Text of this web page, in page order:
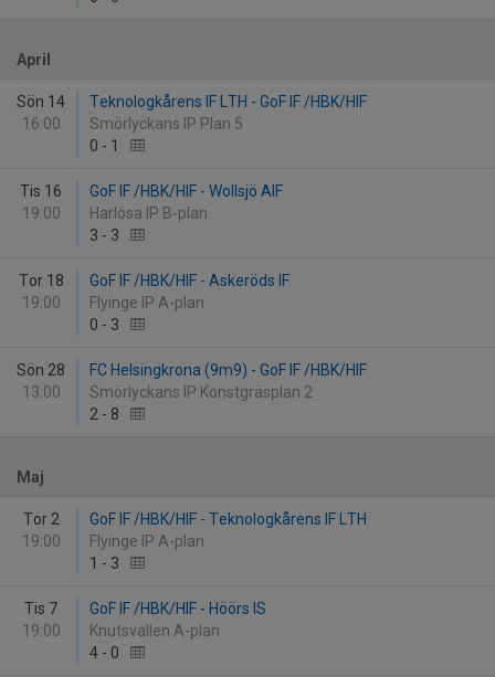
April
Sön 14
16:00
Teknologkårens IF LTH - GoF IF /HBK/HIF
Smörlyckans IP Plan 5
0 - 1
Tis 16
19:00
GoF IF /HBK/HIF - Wollsjö AIF
Harlösa IP B-plan
3 - 3
Tor 18
19:00
GoF IF /HBK/HIF - Askeröds IF
Flyinge IP A-plan
0 - 3
Sön 28
13:00
FC Helsingkrona (9m9) - GoF IF /HBK/HIF
Smörlyckans IP Konstgräsplan 2
2 - 8
Maj
Tor 2
19:00
GoF IF /HBK/HIF - Teknologkårens IF LTH
Flyinge IP A-plan
1 - 3
Tis 7
19:00
GoF IF /HBK/HIF - Höörs IS
Knutsvallen A-plan
4 - 0